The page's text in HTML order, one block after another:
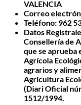
VALENCIA
Correo
Teléfono: 962
Datos
Consellería de
que se aprueba
Agrícola
agrarios y
Agricultura
(Diari Oficial
1512/1994.